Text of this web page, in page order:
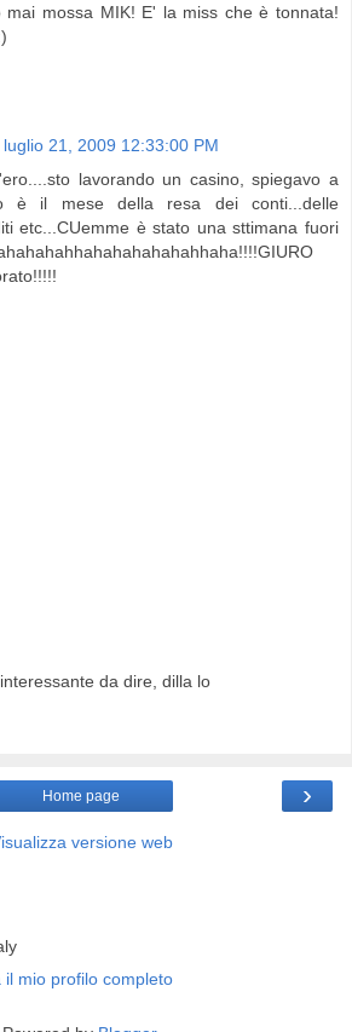
mai mossa MIK! E' la miss che è tonnata!
21, 2009 12:33:00 PM
lavorando un casino, spiegavo a
è il mese della resa dei conti...delle
etc...CUemme è stato una sttimana fuori
da dire, dilla lo
›
Home page
versione web
il mio profilo completo